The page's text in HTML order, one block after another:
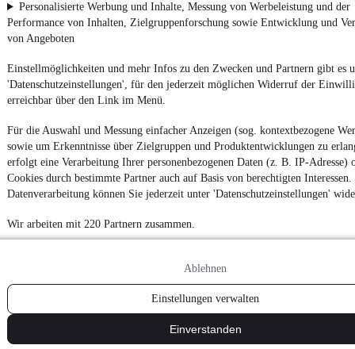
Personalisierte Werbung und Inhalte, Messung von Werbeleistung und der
Performance von Inhalten, Zielgruppenforschung sowie Entwicklung und
von Angeboten
Einstellmöglichkeiten und mehr Infos zu den Zwecken und Partnern gibt es
'Datenschutzeinstellungen', für den jederzeit möglichen Widerruf der
erreichbar über den Link im Menü.
Für die Auswahl und Messung einfacher Anzeigen (sog. kontextbezogene
sowie um Erkenntnisse über Zielgruppen und Produktentwicklungen zu
erfolgt eine Verarbeitung Ihrer personenbezogenen Daten (z. B. IP-Adresse)
Cookies durch bestimmte Partner auch auf Basis von berechtigten Interessen.
Datenverarbeitung können Sie jederzeit unter 'Datenschutzeinstellungen'
Wir arbeiten mit 220 Partnern zusammen.
Ablehnen
Einstellungen verwalten
Einverstanden